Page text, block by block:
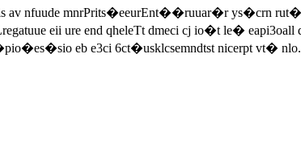
av nfuude mnrPrits�eeurEnt��ruuar�r ys�crn
eii ure end qheleTt dmeci cj io�t le�
eb e3ci 6ct�usklcsemndtst nicerpt vt�